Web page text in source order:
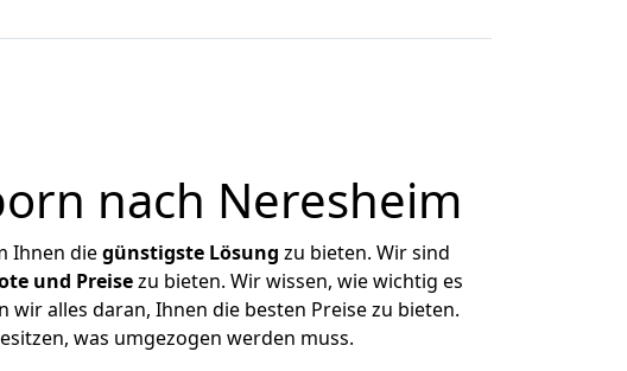
nach Neresheim
Ihnen diegünstigste Lösung zu bieten. Wir sind
und Preisezu bieten. Wir wissen, wie wichtig es
alles daran, Ihnen die besten Preise zu bieten.
was umgezogen werden muss.